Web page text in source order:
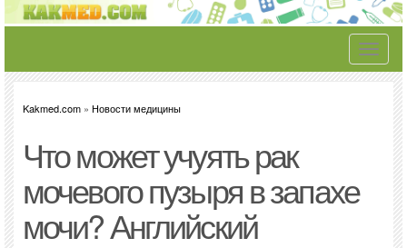
Toggle
Kakmed.com » Новости медицины
Что может учуять рак
мочевого пузыря в запахе
мочи? Английский